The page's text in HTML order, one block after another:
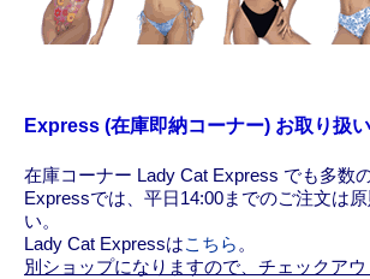
Express (在庫即納コーナー) お取り扱
在庫コーナー Lady Cat Express でも多数
Expressでは、平日14:00までのご注文は
い。
Lady Cat Expressはこちら 。
別ショップになりますので、チェックア